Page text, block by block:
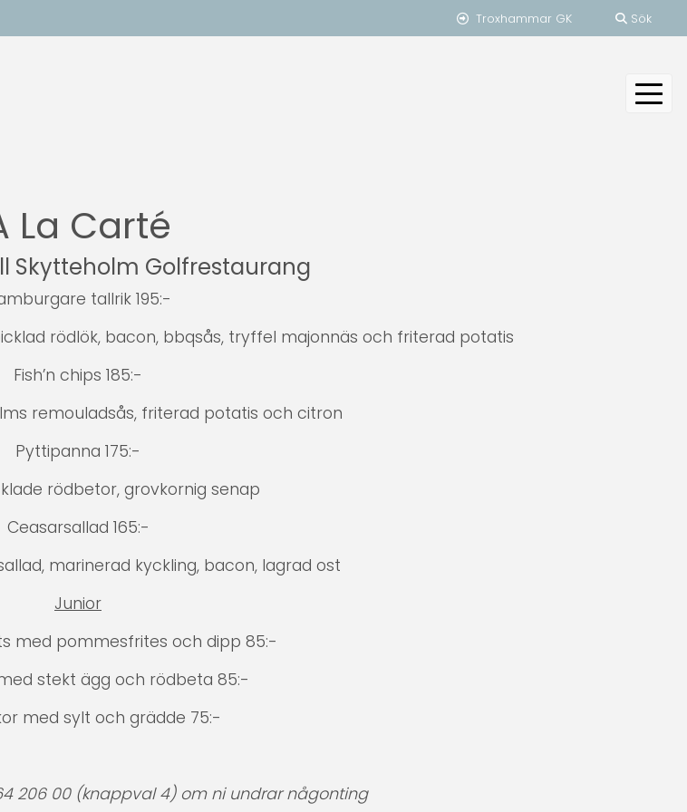
Troxhammar GK Sök
La Carté
Skytteholm Golfrestaurang
tallrik 195:-
rödlök, bacon, bbqsås, tryffel majonnäs och friterad potatis
Fish’n chips 185:-
remouladsås, friterad potatis och citron
Pyttipanna 175:-
rödbetor, grovkornig senap
Ceasarsallad 165:-
marinerad kyckling, bacon, lagrad ost
Junior
med pommesfrites och dipp 85:-
stekt ägg och rödbeta 85:-
med sylt och grädde 75:-
206 00 (knappval 4) om ni undrar någonting